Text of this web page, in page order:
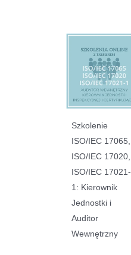
Szkolenie
ISO/IEC 17065,
ISO/IEC 17020,
ISO/IEC 17021-
1: Kierownik
Jednostki i
Auditor
Wewnętrzny